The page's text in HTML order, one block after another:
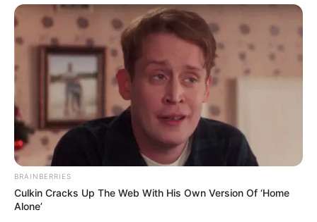
BRAINBERRIES
Feeling Tired? Here's The Trick To Perform Better
BRAINBERRIES
Culkin Cracks Up The Web With His Own Version Of ‘Home
Alone’